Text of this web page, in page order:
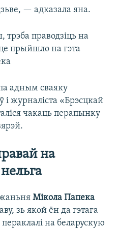
— адказала яна.
праводзіць на
прыйшло на гэта
адным сваяку
і журналіста «Брэсцкай
чакаць перапынку
на
Мікола Папека
зь якой ён да гэтага
на беларускую